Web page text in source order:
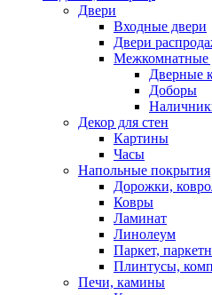
Двери
Входные двери
Двери
Межкомнатные
Дверные
Доборы
Декор для стен
Картины
Часы
Напольные покрытия
Дорожки,
Ковры
Ламинат
Линолеум
Паркет,
Плинтусы,
Печи, камины